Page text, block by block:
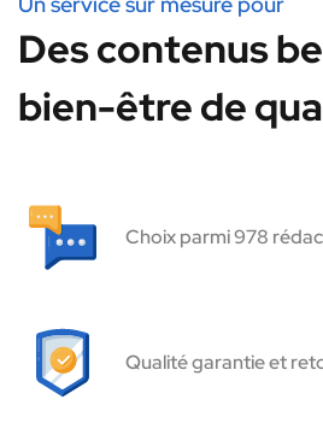
Des contenus
bien-être de
Choix parmi 978
Qualité garantie et